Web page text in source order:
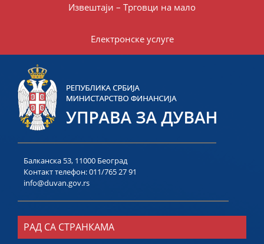
Извештаји – Трговци на мало
Електронске услуге
Балканска 53, 11000 Београд
Контакт телефон:011/765 27 91
info@duvan.gov.rs
РАД СА СТРАНКАМА